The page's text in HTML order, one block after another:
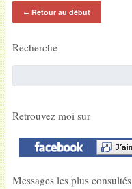
←Retour au début
Recherche
Retrouvez moi sur
Messages les plus consultés